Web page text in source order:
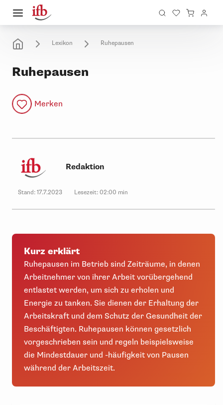
Lexikon Ruhepausen
Ruhepausen
Merken
Redaktion
Stand: 17.7.2023 Lesezeit: 02:00 min
Kurz erklärt
Ruhepausen im Betrieb sind Zeiträume, in denen
Arbeitnehmer von ihrer Arbeit vorübergehend
entlastet werden, um sich zu erholen und
Energie zu tanken. Sie dienen der Erhaltung der
Arbeitskraft und dem Schutz der Gesundheit der
Beschäftigten. Ruhepausen können gesetzlich
vorgeschrieben sein und regeln beispielsweise
die Mindestdauer und -häufigkeit von Pausen
während der Arbeitszeit.